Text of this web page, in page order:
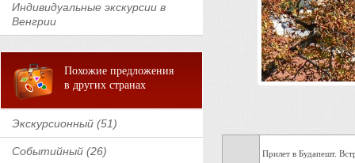
Индивидуальные экскурсии в
Венгрии
Похожие предложения
в других странах
Экскурсионный (51)
Событийный (26)
Прилет в Будапешт.